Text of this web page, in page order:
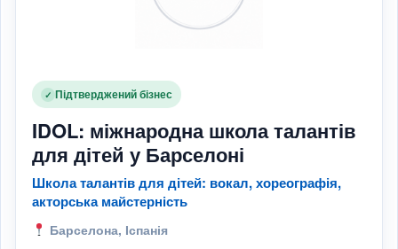
✓ Підтверджений бізнес
IDOL: міжнародна школа талантів
для дітей у Барселоні
Школа талантів для дітей: вокал, хореографія,
акторська майстерність
Барселона, Іспанія